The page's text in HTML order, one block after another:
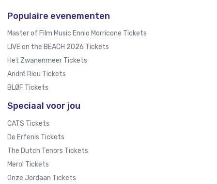
Populaire evenementen
Master of Film Music Ennio Morricone Tickets
LIVE on the BEACH 2026 Tickets
Het Zwanenmeer Tickets
André Rieu Tickets
BLØF Tickets
Speciaal voor jou
CATS Tickets
De Erfenis Tickets
The Dutch Tenors Tickets
Merol Tickets
Onze Jordaan Tickets